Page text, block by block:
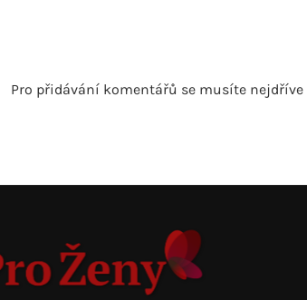
Pro přidávání komentářů se musíte nejdříve